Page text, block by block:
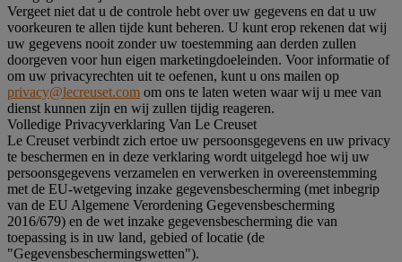
Vergeet niet dat u de controle hebt over uw gegevens en dat u uw
voorkeuren te allen tijde kunt beheren. U kunt erop rekenen dat wij
uw gegevens nooit zonder uw toestemming aan derden zullen
doorgeven voor hun eigen marketingdoeleinden. Voor informatie of
om uw privacyrechten uit te oefenen, kunt u ons mailen op
privacy@lecreuset.com om ons te laten weten waar wij u mee van
dienst kunnen zijn en wij zullen tijdig reageren.
Volledige Privacyverklaring Van Le Creuset
Le Creuset verbindt zich ertoe uw persoonsgegevens en uw privacy
te beschermen en in deze verklaring wordt uitgelegd hoe wij uw
persoonsgegevens verzamelen en verwerken in overeenstemming
met de EU-wetgeving inzake gegevensbescherming (met inbegrip
van de EU Algemene Verordening Gegevensbescherming
2016/679) en de wet inzake gegevensbescherming die van
toepassing is in uw land, gebied of locatie (de
"Gegevensbeschermingswetten").